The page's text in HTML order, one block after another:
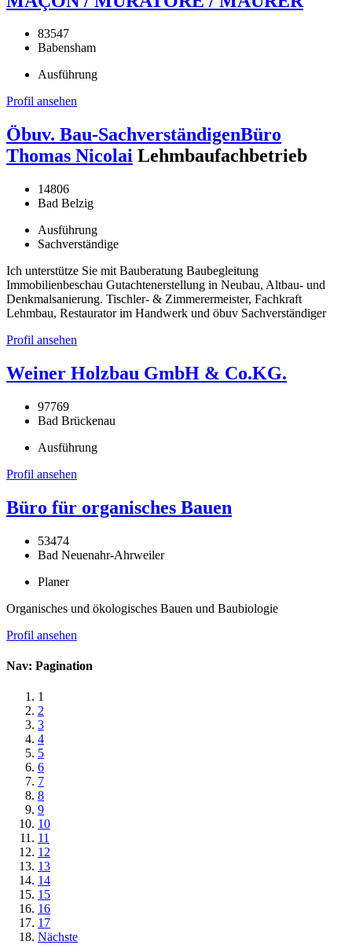
83547
Babensham
Ausführung
Profil ansehen
Öbuv. Bau-SachverständigenBüro
Thomas Nicolai Lehmbaufachbetrieb
14806
Bad Belzig
Ausführung
Sachverständige
Ich unterstütze Sie mit Bauberatung Baubegleitung
Immobilienbeschau Gutachtenerstellung in Neubau, Altbau- und
Denkmalsanierung. Tischler- & Zimmerermeister, Fachkraft
Lehmbau, Restaurator im Handwerk und öbuv Sachverständiger
Profil ansehen
Weiner Holzbau GmbH & Co.KG.
97769
Bad Brückenau
Ausführung
Profil ansehen
Büro für organisches Bauen
53474
Bad Neuenahr-Ahrweiler
Planer
Organisches und ökologisches Bauen und Baubiologie
Profil ansehen
Nav: Pagination
1
2
3
4
5
6
7
8
9
10
11
12
13
14
15
16
17
Nächste